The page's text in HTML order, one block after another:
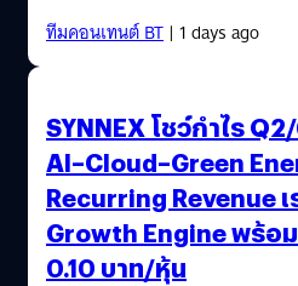
ทีมคอนเทนต์ BT| 1 days ago
SYNNEX โชว์กำไร
AI–Cloud–Green
Recurring Revenue
Growth Engine พร้อ
0.10 บาท/หุ้น